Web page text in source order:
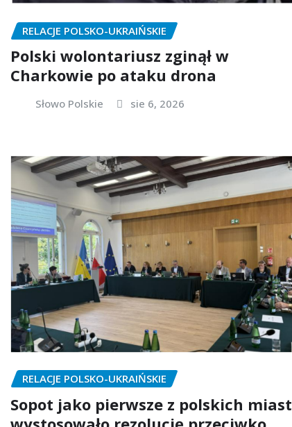
RELACJE POLSKO-UKRAIŃSKIE
Polski wolontariusz zginął w
Charkowie po ataku drona
Słowo Polskie sie 6, 2026
RELACJE POLSKO-UKRAIŃSKIE
Sopot jako pierwsze z polskich miast